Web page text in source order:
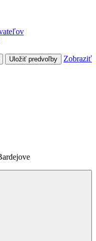
Uložiť predvoľby
Zobraziť